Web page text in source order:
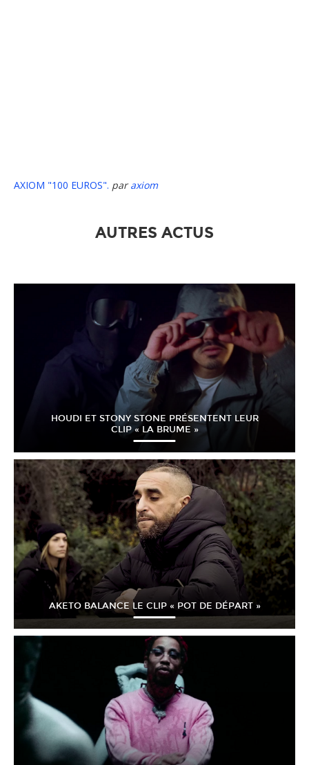
AXIOM "100 EUROS". paraxiom
AUTRES ACTUS
HOUDI ET STONY STONE PRÉSENTENT LEUR
CLIP « LA BRUME »
AKETO BALANCE LE CLIP « POT DE DÉPART »